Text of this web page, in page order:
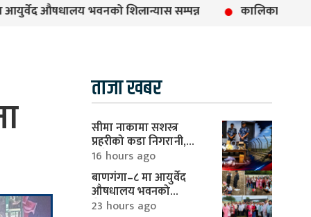
भवनको शिलान्यास सम्पन्न कालिकामा आफन्त भर्तीको
ताजा खबर
सीमा नाकामा सशस्त्र
प्रहरीको कडा निगरानी,
करिब १० लाखका
मोटरपार्ट्स बरामद
16 hours ago
बाणगंगा–८ मा आयुर्वेद
औषधालय भवनको
शिलान्यास सम्पन्न
23 hours ago